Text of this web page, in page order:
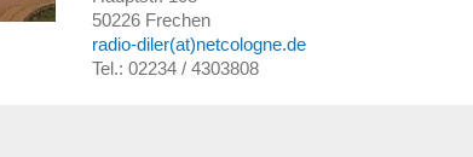
50226 Frechen
radio-diler(at)netcologne.de
Tel.: 02234 / 4303808